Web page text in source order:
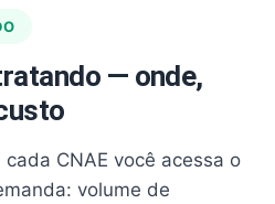
— onde,
CNAE você acessa o
volume de